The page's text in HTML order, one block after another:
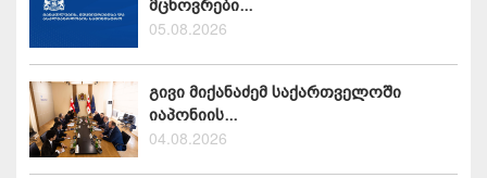
მცხოვრები...
05.08.2026
გივი მიქანაძემ საქართველოში
იაპონიის...
04.08.2026